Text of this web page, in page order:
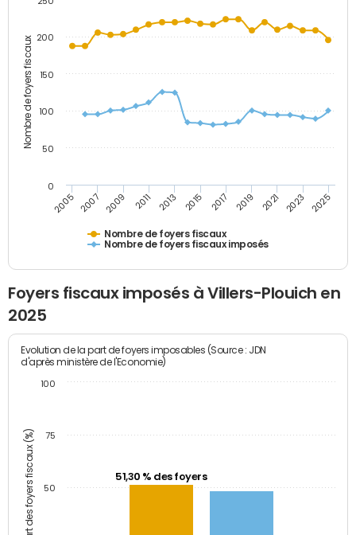
Nombre de foyers fiscaux
Nombre de foyers fiscaux
Nombre de foyers fiscaux imposés
2005 2007 2009 2011 2013 2015 2017 2019 2021 2023 2025
0
50
100
150
200
Foyers fiscaux imposés à Villers-Plouich en
2025
Part des foyers fiscaux (%)
Evolution de la part de foyers imposables (Source : JDN
d'après ministère de l'Economie)
51,30 % des foyers
50
75
100